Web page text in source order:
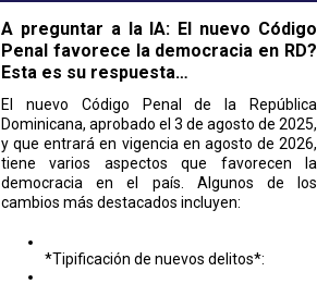
A preguntar a la IA: El nuevo Código
Penal favorece la democracia en RD?
Esta es su respuesta…
El nuevo Código Penal de la República
Dominicana, aprobado el 3 de agosto de 2025,
y que entrará en vigencia en agosto de 2026,
tiene varios aspectos que favorecen la
democracia en el país. Algunos de los
cambios más destacados incluyen:
*Tipificación de nuevos delitos*: